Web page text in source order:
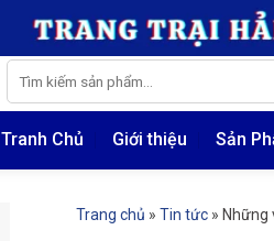
kiếm:
Tranh Chủ Giới thiệu Sản
Trang chủ » Tin tức » Những